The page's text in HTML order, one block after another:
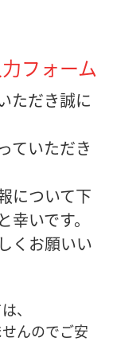
フォーム
ただき誠に
ていただき
について下
いです。
くお願いい
、
んのでご安